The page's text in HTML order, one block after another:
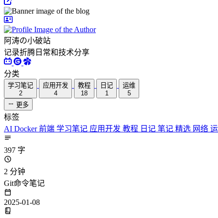
阿涛の小破站
记录折腾日常和技术分享
分类
学习笔记
2
应用开发
4
教程
18
日记
1
运维
5
更多
标签
AI Docker前端 学习笔记 应用开发 教程 日记 笔记 精选 网络
397 字
2 分钟
Git命令笔记
2025-01-08